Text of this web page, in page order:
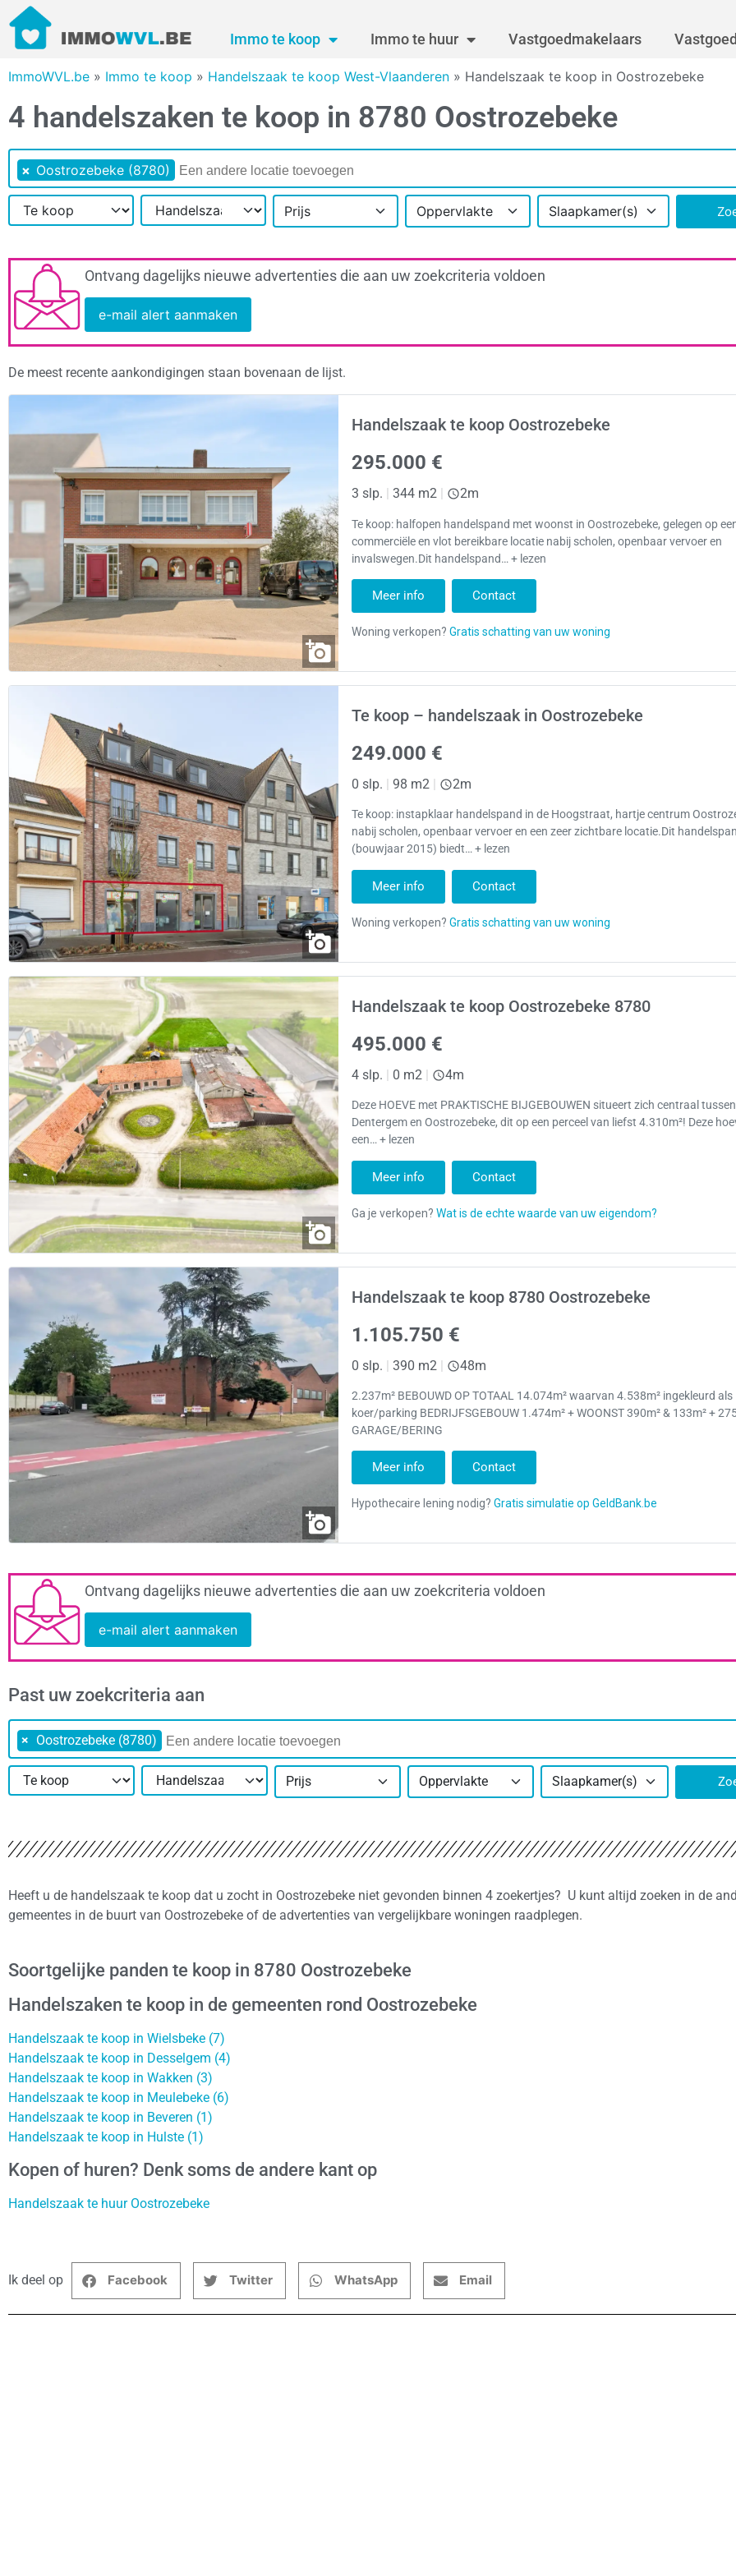
Immo te koop Immo te huur Vastgoedmakelaars
ImmoWVL.be » Immo te koop » Handelszaak te koop West-Vlaanderen » Handelszaak te koop in Oostrozebeke
4 handelszaken te koop in 8780 Oostrozebeke
× Oostrozebeke (8780)
Prijs Oppervlakte Slaapkamer(s)
Ontvang dagelijks nieuwe advertenties die aan uw zoekcriteria voldoen
e-mail alert aanmaken
De meest recente aankondigingen staan bovenaan de lijst.
Handelszaak te koop Oostrozebeke
295.000 €
3 slp. 344 m2 2m
Te koop: halfopen handelspand met woonst in Oostrozebeke, gelegen op
commerciële en vlot bereikbare locatie nabij scholen, openbaar vervoer en
invalswegen.Dit handelspand… + lezen
Meer info Contact
Te koop – handelszaak in Oostrozebeke
249.000 €
0 slp. | 98 m2 | 2m
Te koop: instapklaar handelspand in de Hoogstraat, hartje centrum
nabij scholen, openbaar vervoer en een zeer zichtbare locatie.Dit
(bouwjaar 2015) biedt… + lezen
Meer info Contact
Handelszaak te koop Oostrozebeke 8780
495.000 €
4 slp. | 0 m2 | 4m
Deze HOEVE met PRAKTISCHE BIJGEBOUWEN situeert zich centraal tussen
Dentergem en Oostrozebeke, dit op een perceel van liefst 4.310m²! Deze
een… + lezen
Meer info Contact
Handelszaak te koop 8780 Oostrozebeke
1.105.750 €
0 slp. | 390 m2 | 48m
2.237m² BEBOUWD OP TOTAAL 14.074m² waarvan 4.538m² ingekleurd als
koer/parking BEDRIJFSGEBOUW 1.474m² + WOONST 390m² & 133m² +
GARAGE/BERING
Meer info Contact
Ontvang dagelijks nieuwe advertenties die aan uw zoekcriteria voldoen
e-mail alert aanmaken
Past uw zoekcriteria aan
× Oostrozebeke (8780)
Prijs Oppervlakte Slaapkamer(s)
Heeft u de handelszaak te koop dat u zocht in Oostrozebeke niet gevonden binnen 4 zoekertjes? U kunt altijd zoeken in de
gemeentes in de buurt van Oostrozebeke of de advertenties van vergelijkbare woningen raadplegen.
Soortgelijke panden te koop in 8780 Oostrozebeke
Handelszaken te koop in de gemeenten rond Oostrozebeke
Handelszaak te koop in Wielsbeke (7)
Handelszaak te koop in Desselgem (4)
Handelszaak te koop in Wakken (3)
Handelszaak te koop in Meulebeke (6)
Handelszaak te koop in Beveren (1)
Handelszaak te koop in Hulste (1)
Kopen of huren? Denk soms de andere kant op
Handelszaak te huur Oostrozebeke
Ik deel op Facebook Twitter WhatsApp Email